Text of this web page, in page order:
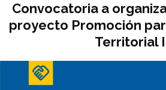
Convocatoria a
proyecto Promoción
Territorial